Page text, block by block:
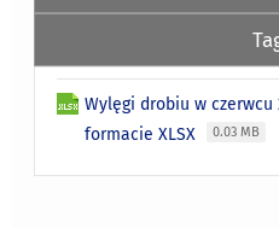
Wylęgi drobiu w czerwcu
formacie XLSX
0.03 MB